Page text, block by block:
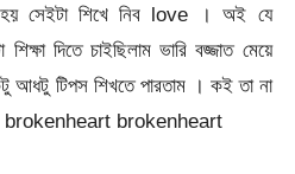
হয় সেইটা শিখে নিব love । অই যে
দিতে চাইছিলাম ভারি বজ্জাত মেয়ে
আধটু টিপস শিখতে পারতাম । কই তা না
… brokenheart brokenheart